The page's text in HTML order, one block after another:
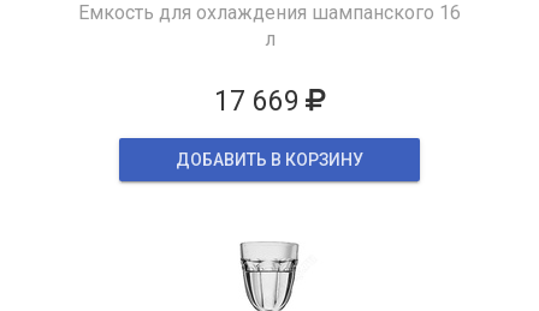
Емкость для охлаждения шампанского 16
л
17 669
ДОБАВИТЬ В КОРЗИНУ